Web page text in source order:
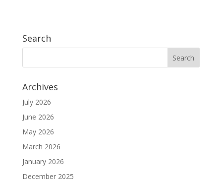
Search
Archives
July 2026
June 2026
May 2026
March 2026
January 2026
December 2025